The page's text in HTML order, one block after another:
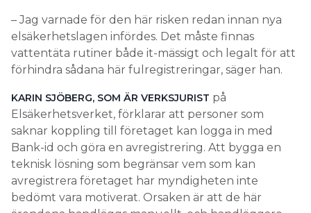
– Jag varnade för den här risken redan innan nya
elsäkerhetslagen infördes. Det måste finnas
vattentäta rutiner både it-mässigt och legalt för att
förhindra sådana här fulregistreringar, säger han.
KARIN SJÖBERG, SOM ÄR VERKSJURIST på
Elsäkerhetsverket, förklarar att personer som
saknar koppling till företaget kan logga in med
Bank-id och göra en avregistrering. Att bygga en
teknisk lösning som begränsar vem som kan
avregistrera företaget har myndigheten inte
bedömt vara motiverat. Orsaken är att de här